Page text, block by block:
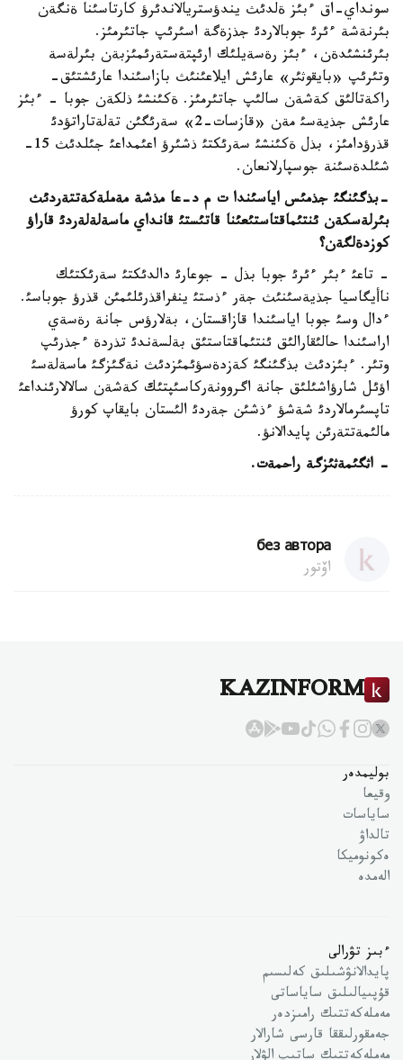
سونداي-اق ءبئز ةلدئث يندؤستريالاندئرؤ كارتاسئنا ةنگةن
بئرنةشة ءئرئ جوبالاردئ جذزةگة اسئرئپ جاتئرمئز.
بئرئنشئدةن، ءبئز رةسةيلئك ارئپتةستةرئمئزبةن بئرلةسة
وتئرئپ «بايقوثئر» عارئش ايلاعئنئث بازاسئندا عارئشتئق-
راكةتالئق كةشةن سالئپ جاتئرمئز. ةكئنشئ ذلكةن جوبا - ءبئز
عارئش جذيةسئ مةن «قازسات-2» سةرئگئن تةلةتاراتؤدئ
قذرؤدامئز، بذل ةكئنشئ سةرئكتئ ذشئرؤ اعئمداعئ جئلدئث 15-
شئلدةسئنة جوسپارلانعان.
-بذگئنگئ جذمئس اياسئندا ت م د-عا مذشة مةملةكةتتةردئث
بئرلةسكةن ئنتئماقتاستئعئنا قاتئستئ قانداي ماسةلةلةردئ قاراؤ
كوزدةلگةن؟
- تاعئ ءبئر ءئرئ جوبا بذل - جوعارئ دالدئكتئ سةرئكتئك
ناأيگاسيا جذيةسئنئث جةر ءذستئ ينفراقذرئلئمئن قذرؤ جوباسئ.
ءدال وسئ جوبا اياسئندا قازاقستان، بةلارؤس جانة رةسةي
اراسئندا حالئقارالئق ئنتئماقتاستئق بةلسةندئ تذردة ءجذرئپ
وتئر. ءبئزدئث بذگئنگئ كةزدةسؤئمئزدئث نةگئزگئ ماسةلةسئ
اؤئل شارؤاشئلئق جانة اگروونةركاسئپتئك كةشةن سالالارئنداعئ
تاپسئرمالاردئ شةشؤ ءذشئن جةردئ الئستان بايقاپ كورؤ
مالئمةتتةرئن پايدالانؤ.
- اثگئمةثئزگة راحمةت.
без автора
اۆتور
KAZINFORM
بوليمدەر
وقيعا
ساياسات
تالداۋ
ەكونوميكا
الەمدە
ءبىز تۋرالى
پايدالانۋشىلىق كەلىسىم
قۇپىيالىلىق ساياساتى
مەملەكەتتىك رامىزدەر
جەمقورلىققا قارسى شارالار